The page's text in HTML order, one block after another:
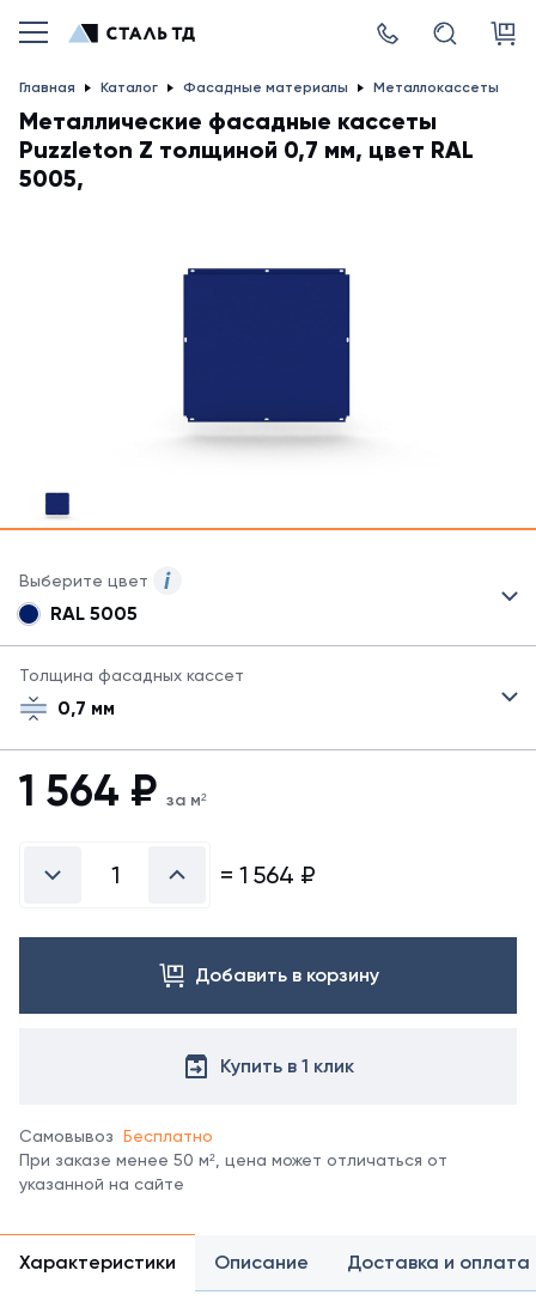
Главная Каталог Фасадные материалы Металлокассеты
Металлические фасадные кассеты
Puzzleton Z толщиной 0,7 мм, цвет RAL
5005,
Выберите цвет
данного
товара
цвета.
цвета
RAL 5005
Толщина фасадных кассет
0,7 мм
1 564 ₽ за м²
= 1 564 ₽
Добавить в корзину
Купить в 1 клик
Самовывоз Бесплатно
При заказе менее 50 м², цена может отличаться от
указанной на сайте
Характеристики Описание Доставка и оплата